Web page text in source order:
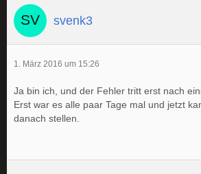
svenk3
1. März 2016 um 15:26
Ja bin ich, und der Fehler tritt erst nach
Erst war es alle paar Tage mal und jetzt
danach stellen.